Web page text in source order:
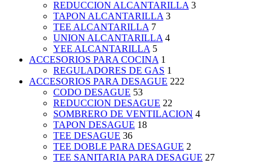
REDUCCION ALCANTARILLA 3
TAPON ALCANTARILLA 3
TEE ALCANTARILLA 7
UNION ALCANTARILLA 4
YEE ALCANTARILLA 5
ACCESORIOS PARA COCINA 1
REGULADORES DE GAS 1
ACCESORIOS PARA DESAGUE 222
CODO DESAGUE 53
REDUCCION DESAGUE 22
SOMBRERO DE VENTILACION 4
TAPON DESAGUE 18
TEE DESAGUE 36
TEE DOBLE PARA DESAGUE 2
TEE SANITARIA PARA DESAGUE 27